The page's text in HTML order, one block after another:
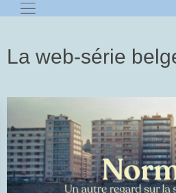
La web-série